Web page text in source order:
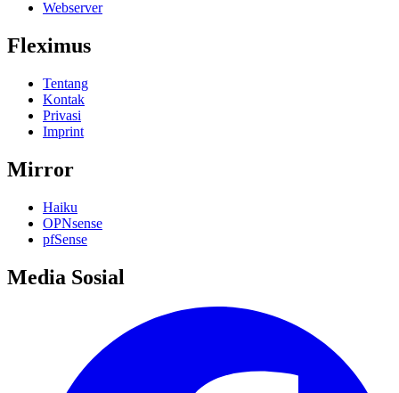
Webserver
Fleximus
Tentang
Kontak
Privasi
Imprint
Mirror
Haiku
OPNsense
pfSense
Media Sosial